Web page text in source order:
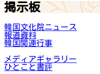
掲示板
韓国文化院ニュース
報道資料
韓国関連行事
メディアギャラリー
ひとこと書評